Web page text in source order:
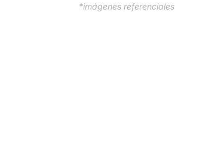
*imágenes referenciales